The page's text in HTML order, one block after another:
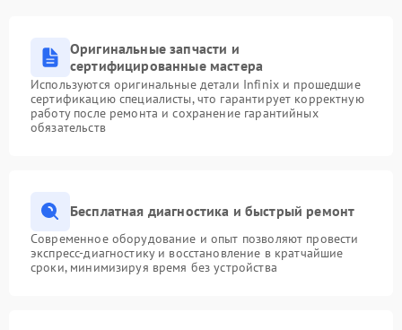
Оригинальные запчасти и
сертифицированные мастера
Используются оригинальные детали Infinix и прошедшие
сертификацию специалисты, что гарантирует корректную
работу после ремонта и сохранение гарантийных
обязательств
Бесплатная диагностика и быстрый ремонт
Современное оборудование и опыт позволяют провести
экспресс-диагностику и восстановление в кратчайшие
сроки, минимизируя время без устройства